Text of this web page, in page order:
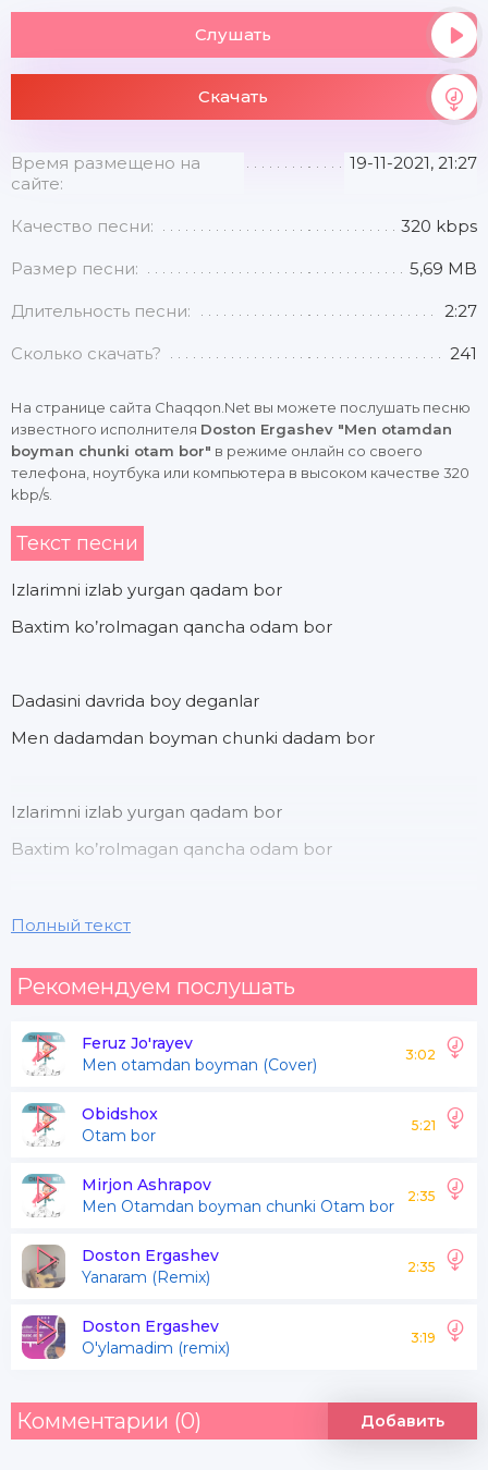
Слушать
Скачать
Время размещено на
сайте:
19-11-2021, 21:27
Качество песни: 320 kbps
Размер песни: 5,69 MB
Длительность песни: 2:27
Сколько скачать? 241
На странице сайта Chaqqon.Net вы можете послушать песню
известного исполнителя Doston Ergashev "Men otamdan
boyman chunki otam bor" в режиме онлайн со своего
телефона, ноутбука или компьютера в высоком качестве 320
kbp/s.
Текст песни
Izlarimni izlab yurgan qadam bor
Baxtim ko’rolmagan qancha odam bor
Dadasini davrida boy deganlar
Men dadamdan boyman chunki dadam bor
Izlarimni izlab yurgan qadam bor
Baxtim ko’rolmagan qancha odam bor
Dadasini davrida boy deganlar
Yuviladi yurakdagi armonlar
Nafasidan uvf uradi rayhonlar
G’iybat qilsa qilaversin yomonlar
Men dadamdan boyman chunki dadam bor
Полный текст
Рекомендуем послушать
Feruz Jo'rayev
Men otamdan boyman (Cover)
3:02
Obidshox
Otam bor
5:21
Mirjon Ashrapov
Men Otamdan boyman chunki Otam bor
2:35
Doston Ergashev
Yanaram (Remix)
2:35
Doston Ergashev
O'ylamadim (remix)
3:19
Комментарии (0) Добавить